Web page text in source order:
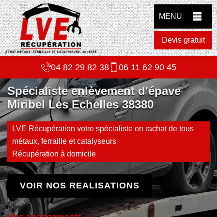
MENU
Devis gratuit
04 82 29 82 38 06 11 62 90 45
Spécialiste enlèvement d'épave
Miribel Les Echelles 38380
LVE Récupération votre spécialiste en rachat de tous
métaux, ferraille et catalyseurs
Récupération à domicile
VOIR NOS REALISATIONS